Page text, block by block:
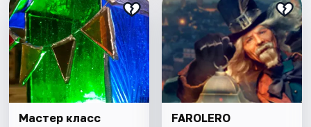
Мастер класс
FAROLERO